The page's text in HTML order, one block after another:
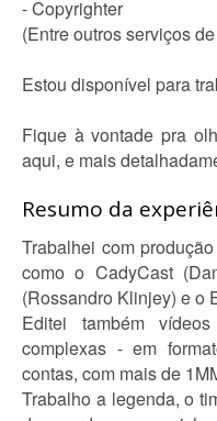
- Copyrighter
(Entre outros serviços
Estou disponível para
Fique à vontade pra
aqui, e mais
Resumo da
Trabalhei com
como o CadyCast
(Rossandro Klinjey) e o
Editei também
complexas - em
contas, com mais de
Trabalho a legenda, o